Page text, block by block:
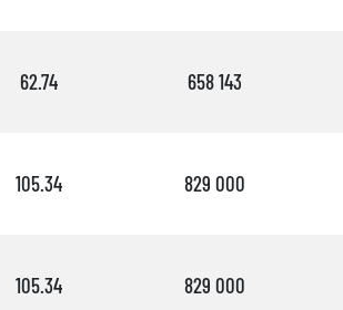
62.74 658 143
105.34 829 000
105.34 829 000